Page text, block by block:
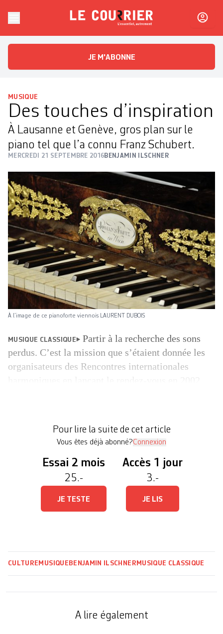
Le CourrierL'essentiel, autrement
JE M'ABONNE
MUSIQUE
Des touches d’inspiration
À Lausanne et Genève, gros plan sur le
piano tel que l’a connu Franz Schubert.
MERCREDI 21 SEPTEMBRE 2016BENJAMIN ILSCHNER
À l’image de ce pianoforte viennois LAURENT DUBOIS
MUSIQUE CLASSIQUE
Partir à la recherche des sons
perdus. C’est la mission que s’étaient donnée les
organisateurs des Rencontres internationales
Goy, fondateur et directeur artistique de […]
Pour lire la suite de cet article
Vous êtes déjà abonné?Connexion
Essai 2 mois
25.-
JE TESTE
Accès 1 jour
3.-
JE LIS
CULTURE MUSIQUE BENJAMIN ILSCHNER MUSIQUE CLASSIQUE
A lire également